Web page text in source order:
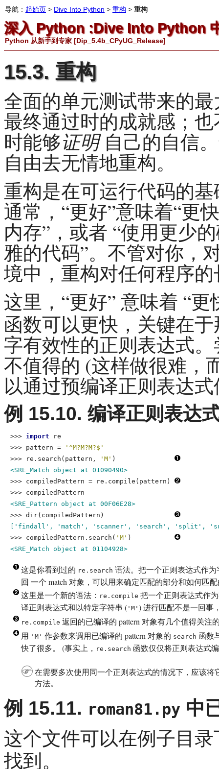
导航： 起始页 > Dive Into Python > 重构 > 重构
深入 Python :Dive Into Python
Python 从新手到专家 [Dip_5.4b_CPyUG_Release]
15.3. 重构
全面的单元测试带来的
最终通过时的成就感；
时能够证明自己的自信
自由去无情地重构。
重构是在可运行代码的
通常，“更好”意味着“更快
内存”，或者 “使用更少
雅的代码”。不管对你，
境中，重构对任何程序
这里，“更好” 意味着 “更
函数可以更快，关键在
字有效性的正则表达式
不值得的 (这样做很难，
以通过预编译正则表达
例 15.10. 编译正则表达
>>> import re
>>> pattern =
'^M?M?M?$'
>>>
re.search(pattern, 'M' )
<SRE_Match object at 01090490>
>>> compiledPattern = re.compile(pattern)
>>> compiledPattern
<SRE_Pattern object at 00F06E28>
>>> dir(compiledPattern)
['findall', 'match', 'scanner', 'search', 'split',
>>> compiledPattern.search( 'M' )
<SRE_Match object at 01104928>
这是你看到过的 re.search 语法。把一个正则表达式作为
回 一个 match 对象，可以用来确定匹配的部分和如何匹
这里是一个新的语法： re.compile 把一个正则表达式作
译正则表达式和以特定字符串 ( 'M' ) 进行匹配不是一回事
re.compile 返回的已编译的 pattern 对象有几个值得关注
用 'M' 作参数来调用已编译的 pattern 对象的 search 函数
快了很多。 (事实上， re.search 函数仅仅将正则表达式
在需要多次使用同一个正则表达式的情况下，应该将
方法。
例 15.11. roman81.py 中
这个文件可以在例子目
找到。